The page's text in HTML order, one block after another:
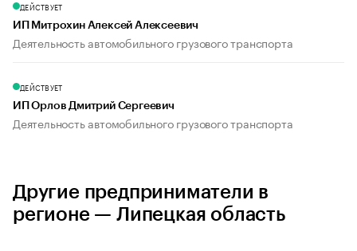
ДЕЙСТВУЕТ
ИП Митрохин Алексей Алексеевич
Деятельность автомобильного грузового транспорта
ДЕЙСТВУЕТ
ИП Орлов Дмитрий Сергеевич
Деятельность автомобильного грузового транспорта
Другие предприниматели в
регионе — Липецкая область